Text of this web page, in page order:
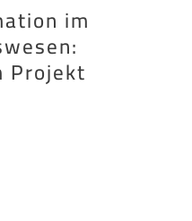
im
Projekt